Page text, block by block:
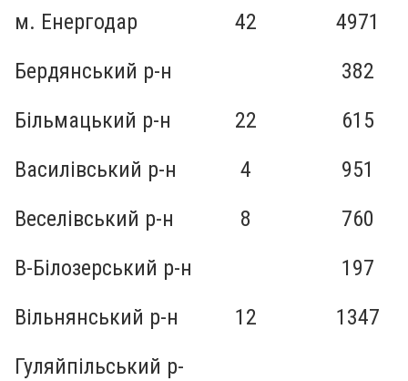
м. Енергодар
42
4971
Бердянський р-н
382
Більмацький р-н
22
615
Василівський р-н
4
951
Веселівський р-н
8
760
В-Білозерський р-н
197
Вільнянський р-н
12
1347
Гуляйпільський р-